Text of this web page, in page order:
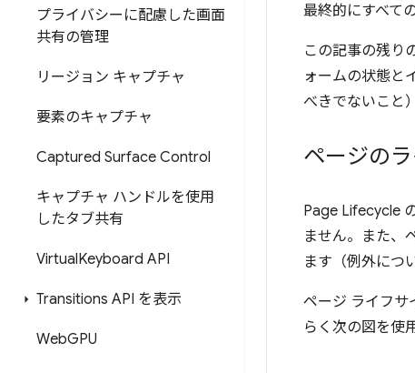
プライバシーに配慮した画面
共有の管理
リージョン キャプチャ
要素のキャプチャ
Captured Surface Control
キャプチャ ハンドルを使用
したタブ共有
VirtualKeyboard API
Transitions API を表示
WebGPU
最終的にすべて
この記事の残り
ォームの状態と
べきでないこと
ページの
Page Lifecycle
ません。また、
ます（例外につ
ページ ライフサ
らく次の図を使